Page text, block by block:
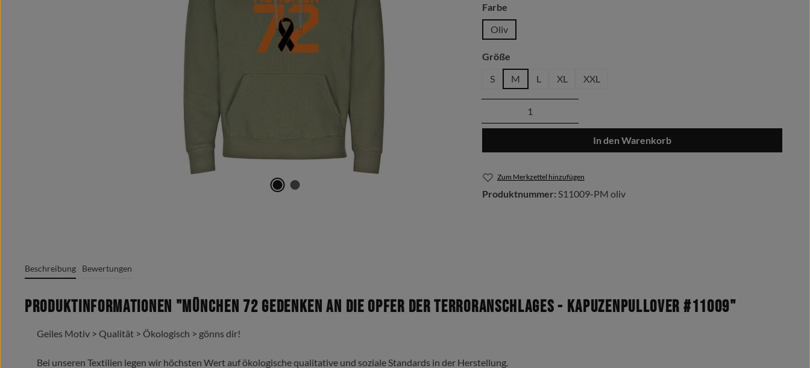
Farbeauswählen
Oliv
Größeauswählen
S
M L XL XXL
Produkt Anzahl: Gib den gewünschten Wert ein
In den Warenkorb
Zum Merkzettel hinzufügen
Produktnummer: S11009-PM oliv
Beschreibung Bewertungen
Produktinformationen "München 72 Gedenken an die Opfer der Terroranschlages - Kapuzenpullover #11009"
Geiles Motiv > Qualität > Ökologisch > gönns dir!
Bei unseren Textilien legen wir höchsten Wert auf ökologische qualitative und soziale Standards in der Herstellung.